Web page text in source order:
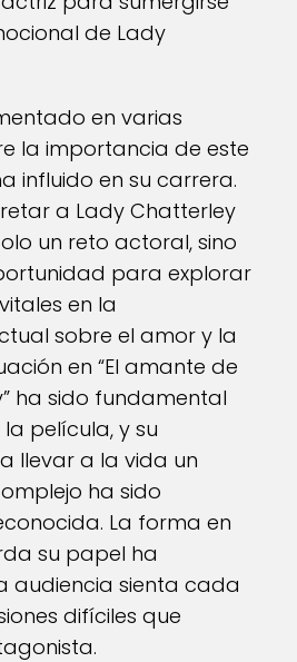
de Lady
en varias
la importancia de este
influido en su carrera.
a Lady Chatterley
un reto actoral, sino
para explorar
en la
sobre el amor y la
en “El amante de
ha sido fundamental
película, y su
llevar a la vida un
ha sido
La forma en
su papel ha
audiencia sienta cada
difíciles que